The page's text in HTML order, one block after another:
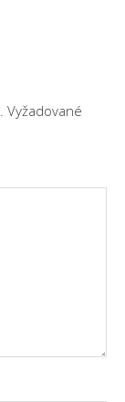
Vyžadované